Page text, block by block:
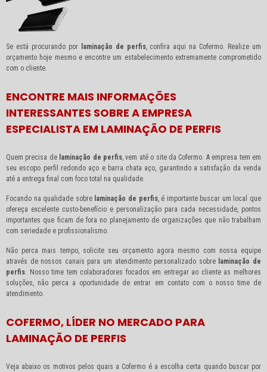
Se está procurando por laminação de perfis, confira aqui na Cofermo. Realize um
orçamento hoje mesmo e encontre um estabelecimento extremamente comprometido
com o cliente.
ENCONTRE MAIS INFORMAÇÕES
INTERESSANTES SOBRE A EMPRESA
ESPECIALISTA EM LAMINAÇÃO DE PERFIS
Quem precisa de laminação de perfis, vem até o site da Cofermo. A empresa tem em
seu escopo perfil redondo aço e barra chata aço, garantindo a satisfação da venda
até a entrega final com foco total na qualidade.
Focando na qualidade sobre laminação de perfis, é importante buscar um local que
ofereça excelente custo-benefício e personalização para cada necessidade, pontos
importantes que ficam de fora no planejamento de organizações que não trabalham
com seriedade e profissionalismo.
Não perca mais tempo, solicite seu orçamento agora mesmo com nossa equipe
através de nossos canais para um atendimento personalizado sobre laminação de
perfis. Nosso time tem colaboradores focados em entregar ao cliente as melhores
soluções, não perca a oportunidade de entrar em contato com o nosso time de
atendimento.
COFERMO, LÍDER NO MERCADO PARA
LAMINAÇÃO DE PERFIS
Veja abaixo os motivos pelos quais a Cofermo é a escolha certa quando buscar por